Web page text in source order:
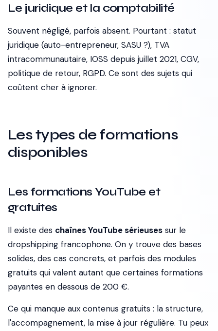
Le juridique et la comptabilité
Souvent négligé, parfois absent. Pourtant : statut
juridique (auto-entrepreneur, SASU ?), TVA
intracommunautaire, IOSS depuis juillet 2021, CGV,
politique de retour, RGPD. Ce sont des sujets qui
coûtent cher à ignorer.
Les types de formations
disponibles
Les formations YouTube et
gratuites
Il existe des chaînes YouTube sérieuses sur le
dropshipping francophone. On y trouve des bases
solides, des cas concrets, et parfois des modules
gratuits qui valent autant que certaines formations
payantes en dessous de 200 €.
Ce qui manque aux contenus gratuits : la structure,
l'accompagnement, la mise à jour régulière. Tu peux